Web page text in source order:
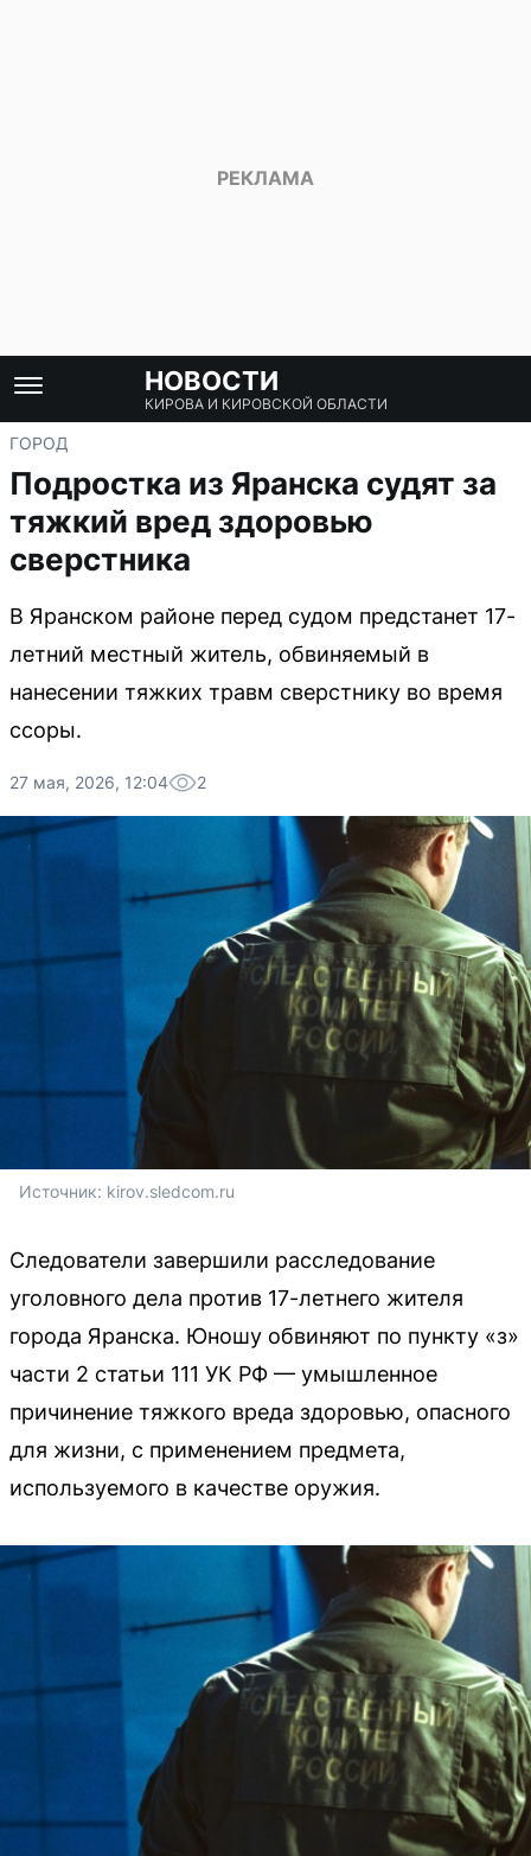
НОВОСТИ
КИРОВА И КИРОВСКОЙ ОБЛАСТИ
ГОРОД
Подростка из Яранска судят за
тяжкий вред здоровью
сверстника
В Яранском районе перед судом предстанет 17-
летний местный житель, обвиняемый в
нанесении тяжких травм сверстнику во время
ссоры.
27 мая, 2026, 12:04 2
Источник: kirov.sledcom.ru
Следователи завершили расследование
уголовного дела против 17-летнего жителя
города Яранска. Юношу обвиняют по пункту «з»
части 2 статьи 111 УК РФ — умышленное
причинение тяжкого вреда здоровью, опасного
для жизни, с применением предмета,
используемого в качестве оружия.